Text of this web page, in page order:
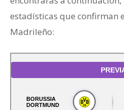
estadísticas que confirman
Madrileño: